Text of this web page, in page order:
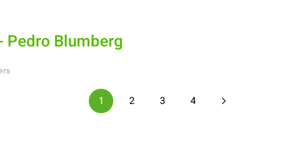
Pedro Blumberg
1 2 3 4